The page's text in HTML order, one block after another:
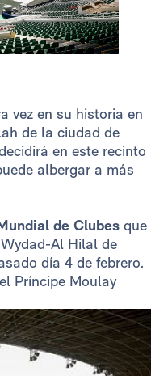
vez en su historia en
de la ciudad de
en este recinto
albergar a más
de Clubes que
Al Hilal de
día 4 de febrero.
Príncipe Moulay